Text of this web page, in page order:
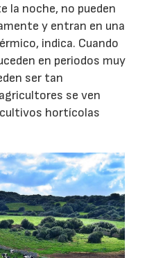
la noche, no pueden
y entran en una
indica. Cuando
en periodos muy
ser tan
se ven
hortícolas